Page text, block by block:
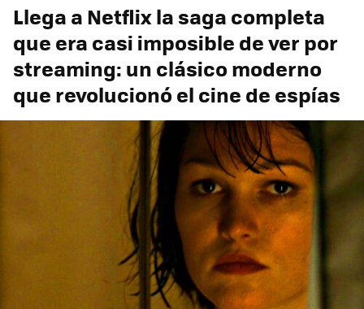
Llega a Netflix la saga completa
que era casi imposible de ver por
streaming: un clásico moderno
que revolucionó el cine de espías